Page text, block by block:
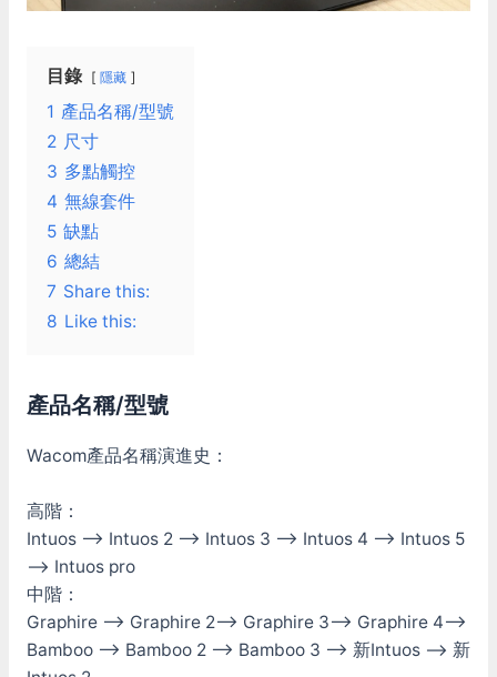
目錄 隱藏
1 產品名稱/型號
2 尺寸
3 多點觸控
4 無線套件
5 缺點
6 總結
7 Share this:
8 Like this:
產品名稱/型號
Wacom產品名稱演進史：
高階：
Intuos –> Intuos 2 –> Intuos 3 –> Intuos 4 –> Intuos 5
–> Intuos pro
中階：
Graphire –> Graphire 2–> Graphire 3–> Graphire 4–>
Bamboo –> Bamboo 2 –> Bamboo 3 –> 新Intuos –> 新